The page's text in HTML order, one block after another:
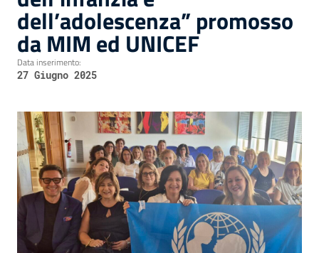
dell’adolescenza” promosso
da MIM ed UNICEF
Data inserimento:
27 Giugno 2025